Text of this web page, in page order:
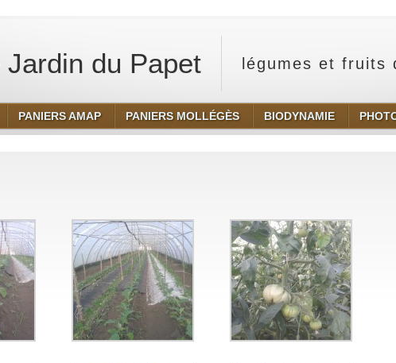
Jardin du Papet légumes et fruits
PANIERS AMAP PANIERS MOLLÉGÈS BIODYNAMIE